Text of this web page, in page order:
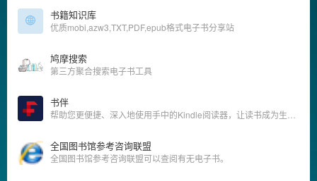
书籍知识库
优质mobi,azw3,TXT,PDF,epub格式电子书分享站
鸠摩搜索
第三方聚合搜索电子书工具
书伴
全国图书馆参考咨询联盟
全国图书馆参考咨询联盟可以查阅有无电子书。